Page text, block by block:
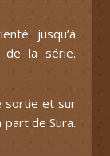
jusqu’à
de la série.
sortie et sur
part de Sura.